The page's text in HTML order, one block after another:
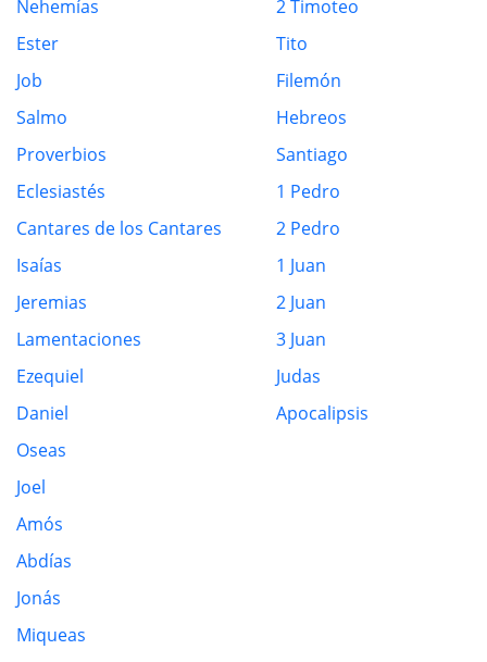
Nehemías
Ester
Job
Salmo
Proverbios
Eclesiastés
Cantares de los Cantares
Isaías
Jeremias
Lamentaciones
Ezequiel
Daniel
Oseas
Joel
Amós
Abdías
Jonás
Miqueas
2 Timoteo
Tito
Filemón
Hebreos
Santiago
1 Pedro
2 Pedro
1 Juan
2 Juan
3 Juan
Judas
Apocalipsis